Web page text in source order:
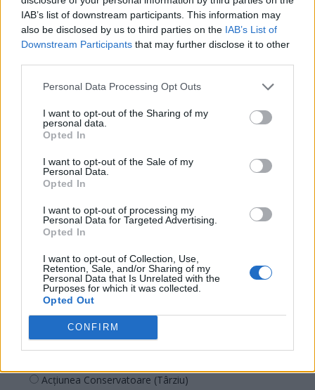
IAB’s list of downstream participants. This information may
also be disclosed by us to third parties on the IAB’s List of
Downstream Participants that may further disclose it to other
Personal Data Processing Opt Outs
I want to opt-out of the Sharing of my
personal data.
Opted In
I want to opt-out of the Sale of my
Personal Data.
Opted In
I want to opt-out of processing my
Personal Data for Targeted Advertising.
Opted In
I want to opt-out of Collection, Use,
Retention, Sale, and/or Sharing of my
Personal Data that Is Unrelated with the
Purposes for which it was collected.
Opted Out
CONFIRM
Sondaj
PNL
AUR
UDMR
PMP (Tomac)
Forța Dreptei (L. Orban)
PNȚMM
REPER
SENS
SOS (Șoșoacă)
POT (Gavrilă)
Acțiunea Conservatoare (Târziu)